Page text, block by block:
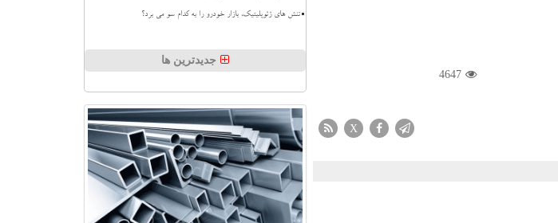
4647
X
تنش های ژئوپلیتیک، بازار خودرو را به کدام سو می برد؟
جدیدترین ها